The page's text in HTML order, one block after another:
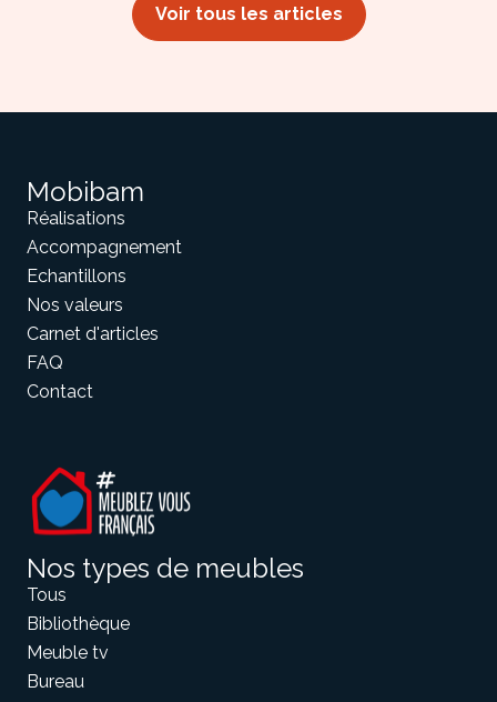
Voir tous les articles
Mobibam
Réalisations
Accompagnement
Echantillons
Nos valeurs
Carnet d'articles
FAQ
Contact
Nos types de meubles
Tous
Bibliothèque
Meuble tv
Bureau